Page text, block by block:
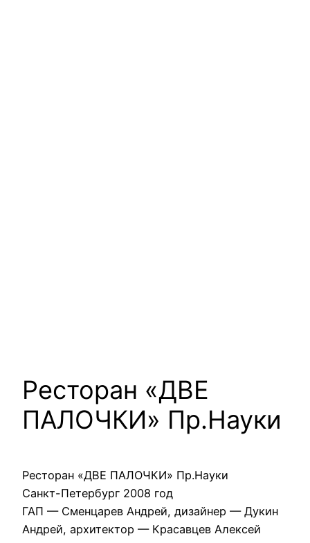
Ресторан «ДВЕ
ПАЛОЧКИ» Пр.Науки
Ресторан «ДВЕ ПАЛОЧКИ» Пр.Науки
Санкт-Петербург 2008 год
ГАП — Сменцарев Андрей, дизайнер — Дукин
Андрей, архитектор — Красавцев Алексей